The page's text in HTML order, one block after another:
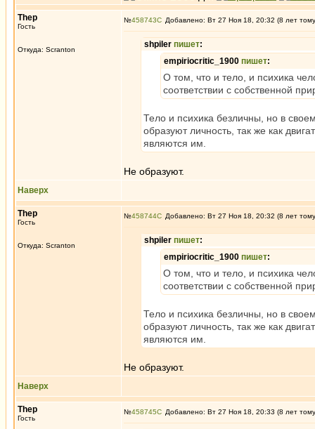
Thep
Гость
Откуда: Scranton
№458743 Добавлено: Вт 27 Ноя 18, 20:32 (8 лет
shpiler пишет:
empiriocritic_1900 пишет:
О том, что и тело, и психика
соответствии с собственной
Тело и психика безличны, но в
образуют личность, так же как
являются им.
Не образуют.
Наверх
Thep
Гость
Откуда: Scranton
№458744 Добавлено: Вт 27 Ноя 18, 20:32 (8 лет
shpiler пишет:
empiriocritic_1900 пишет:
О том, что и тело, и психика
соответствии с собственной
Тело и психика безличны, но в
образуют личность, так же как
являются им.
Не образуют.
Наверх
Thep
Гость
№458745 Добавлено: Вт 27 Ноя 18, 20:33 (8 лет